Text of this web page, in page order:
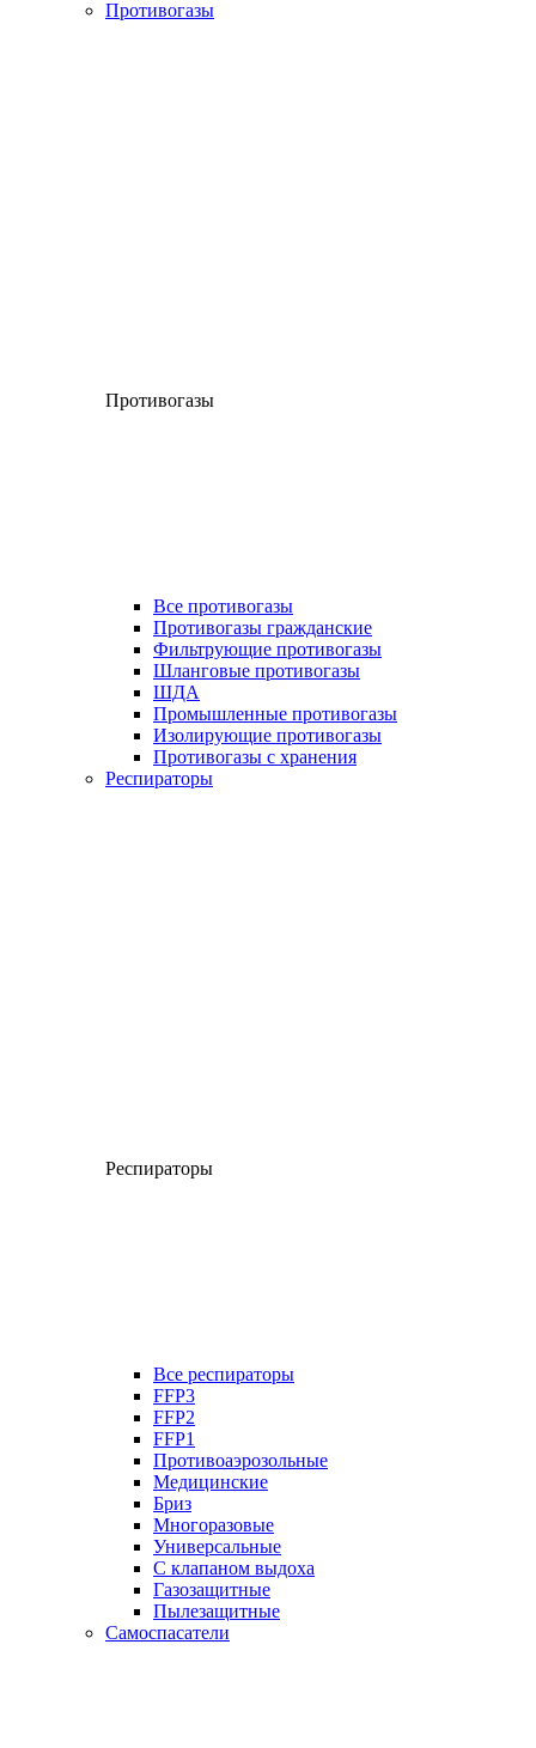
Противогазы
Противогазы
Все противогазы
Противогазы гражданские
Фильтрующие противогазы
Шланговые противогазы
ШДА
Промышленные противогазы
Изолирующие противогазы
Противогазы с хранения
Респираторы
Респираторы
Все респираторы
FFP3
FFP2
FFP1
Противоаэрозольные
Медицинские
Бриз
Многоразовые
Универсальные
С клапаном выдоха
Газозащитные
Пылезащитные
Самоспасатели